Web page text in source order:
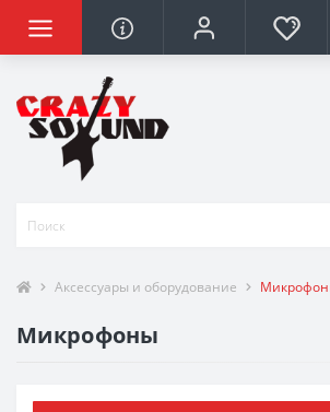
Аксессуары и оборудование
Микрофоны